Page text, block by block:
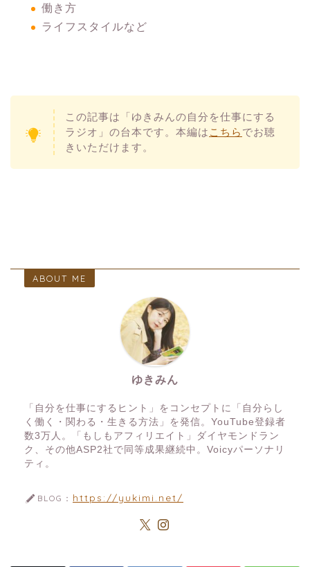
働き方
ライフスタイルなど
この記事は「ゆきみんの自分を仕事にする
ラジオ」の台本です。本編は こちら でお聴
きいただけます。
ABOUT ME
ゆきみん
「自分を仕事にするヒント」をコンセプトに「自分らし
く働く・関わる・生きる方法」を発信。YouTube登録者
数3万人。「もしもアフィリエイト」ダイヤモンドラン
ク、その他ASP2社で同等成果継続中。Voicyパーソナリ
ティ。
BLOG： https://yukimi.net/